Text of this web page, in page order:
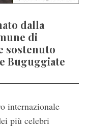
dalla
di
sostenuto
Buguggiate
internazionale
più celebri